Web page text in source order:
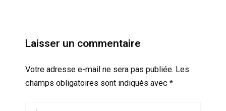
Laisser un commentaire
Votre adresse e-mail ne sera pas publiée. Les
champs obligatoires sont indiqués avec *